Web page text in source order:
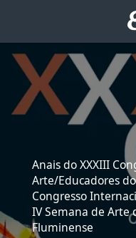
Anais do XXXIII
Arte/Educadores do
Congresso
IV Semana de
Fluminense